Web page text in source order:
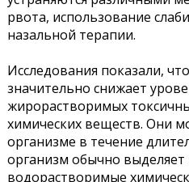
рвота, использование
назальной терапии.
Исследования показали,
значительно снижает
жирорастворимых
химических веществ. Они
организме в течение
организм обычно выделяет
водорастворимые